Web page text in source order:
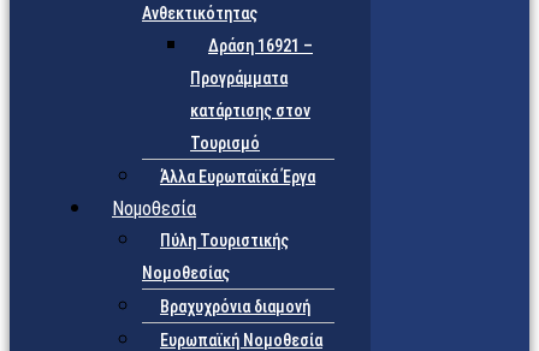
Ανθεκτικότητας
Δράση 16921 –
Προγράμματα
κατάρτισης στον
Τουρισμό
Άλλα Ευρωπαϊκά Έργα
Νομοθεσία
Πύλη Τουριστικής
Νομοθεσίας
Βραχυχρόνια διαμονή
Ευρωπαϊκή Νομοθεσία